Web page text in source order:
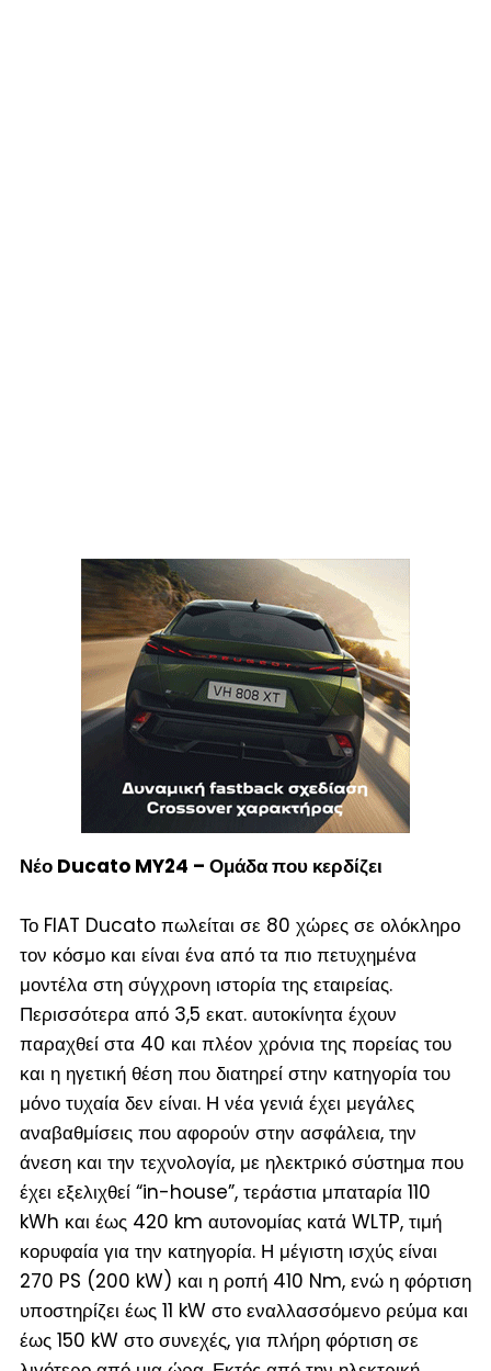
Νέο Ducato MY24 – Ομάδα που κερδίζει
Το FIAT Ducato πωλείται σε 80 χώρες σε ολόκληρο
τον κόσμο και είναι ένα από τα πιο πετυχημένα
μοντέλα στη σύγχρονη ιστορία της εταιρείας.
Περισσότερα από 3,5 εκατ. αυτοκίνητα έχουν
παραχθεί στα 40 και πλέον χρόνια της πορείας του
και η ηγετική θέση που διατηρεί στην κατηγορία του
μόνο τυχαία δεν είναι. Η νέα γενιά έχει μεγάλες
αναβαθμίσεις που αφορούν στην ασφάλεια, την
άνεση και την τεχνολογία, με ηλεκτρικό σύστημα που
έχει εξελιχθεί “in-house”, τεράστια μπαταρία 110
kWh και έως 420 km αυτονομίας κατά WLTP, τιμή
κορυφαία για την κατηγορία. Η μέγιστη ισχύς είναι
270 PS (200 kW) και η ροπή 410 Nm, ενώ η φόρτιση
υποστηρίζει έως 11 kW στο εναλλασσόμενο ρεύμα και
έως 150 kW στο συνεχές, για πλήρη φόρτιση σε